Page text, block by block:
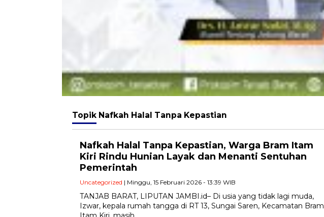
Topik Nafkah Halal Tanpa Kepastian
Nafkah Halal Tanpa Kepastian, Warga Bram Itam
Kiri Rindu Hunian Layak dan Menanti Sentuhan
Pemerintah
Uncategorized | Minggu, 15 Februari 2026 - 13:39 WIB
TANJAB BARAT, LIPUTAN JAMBI.id– Di usia yang tidak lagi muda,
Izwar, kepala rumah tangga di RT 13, Sungai Saren, Kecamatan Bram